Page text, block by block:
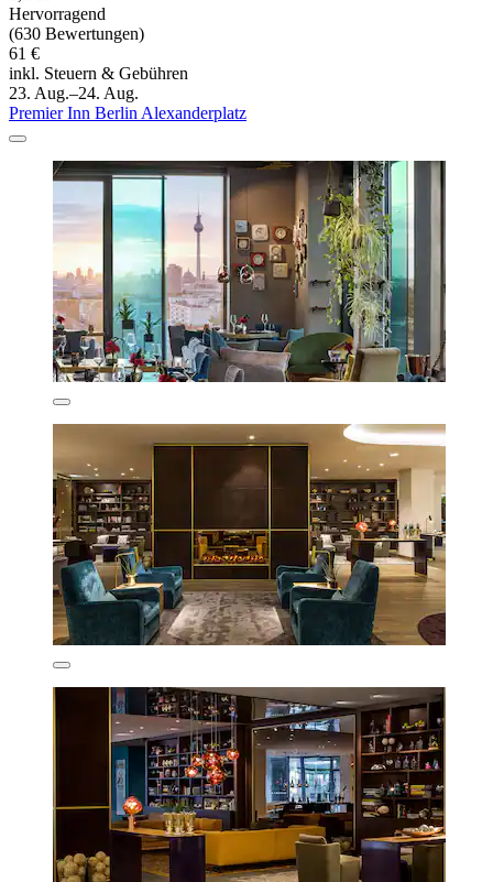
Hervorragend
(630 Bewertungen)
61 €
inkl. Steuern & Gebühren
23. Aug.–24. Aug.
Premier Inn Berlin Alexanderplatz